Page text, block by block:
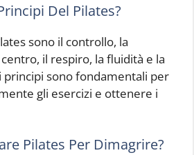
Del Pilates?
sono il controllo, la
il respiro, la fluidità e la
principi sono fondamentali per
gli esercizi e ottenere i
Pilates Per Dimagrire?